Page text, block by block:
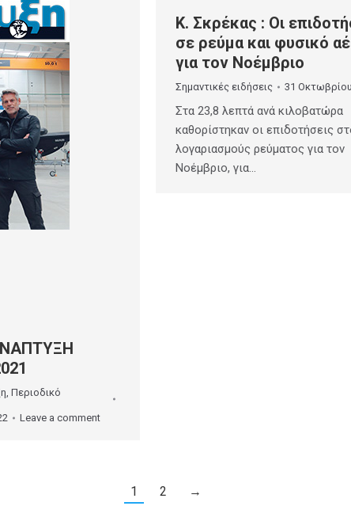
Κ. Σκρέκας : Οι
σε ρεύμα και φυσικό
για τον Νοέμβριο
Σημαντικές ειδήσεις 31
Στα 23,8 λεπτά ανά κιλοβατώρα
καθορίστηκαν οι επιδοτήσεις
λογαριασμούς ρεύματος για τον
Νοέμβριο, για…
, Περιοδικό
Leave a comment
1 2 →